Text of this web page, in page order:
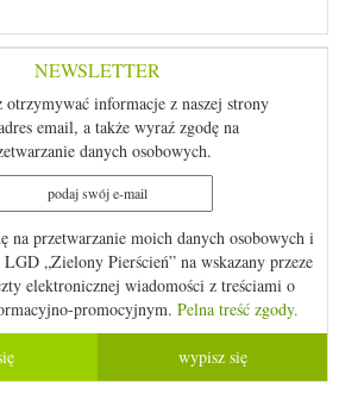
NEWSLETTER
otrzymywać informacje z naszej strony
email, a także wyraź zgodę na
danych osobowych.
na przetwarzanie moich danych osobowych i
„Zielony Pierścień” na wskazany przeze
elektronicznej wiadomości z treściami o
promocyjnym. Pelna treść zgody.